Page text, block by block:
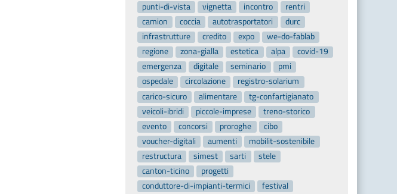
punti-di-vista
vignetta incontro
rentri
camion
coccia autotrasportatori
durc
infrastrutture
credito expo
we-do-fablab
regione
zona-gialla estetica alpa
covid-19
emergenza
digitale seminario
pmi
ospedale
circolazione
registro-solarium
carico-sicuro
alimentare
tg-confartigianato
veicoli-ibridi
piccole-imprese
treno-storico
evento
concorsi proroghe
cibo
voucher-digitali
aumenti
mobilit-sostenibile
restructura
simest sarti
stele
canton-ticino
progetti
conduttore-di-impianti-termici
festival